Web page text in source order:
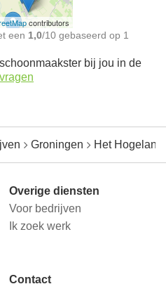
contributors
een 1,0/10 gebaseerd op 1
bij jou in de
Groningen Het Hogeland
Overige diensten
Voor bedrijven
Ik zoek werk
Contact